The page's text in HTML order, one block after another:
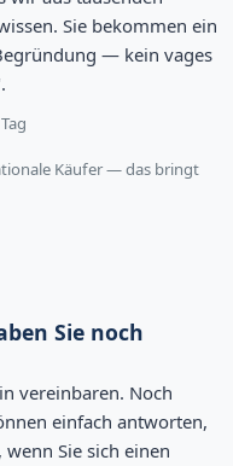
Sie bekommen ein
— kein vages
Käufer — das bringt
Sie noch
vereinbaren. Noch
einfach antworten,
Sie sich einen